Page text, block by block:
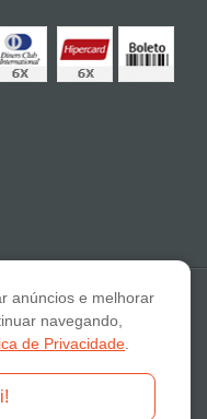
CNPJ: 19.789.048/0001-59
anúncios e melhorar
navegando,
de Privacidade